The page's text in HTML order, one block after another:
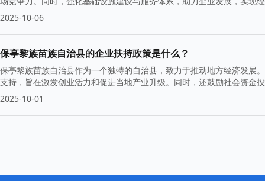
2025-10-06
保亭黎族苗族自治县的企业扶持政策是什么？
保亭黎族苗族自治县作为一个独特的自治县，致力于推动地方经济发展
支持，旨在激发创业活力和促进当地产业升级。同时，还鼓励社会资金
2025-10-01